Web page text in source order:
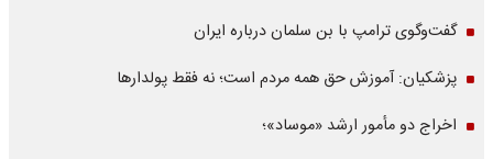
گفت‌وگوی ترامپ با بن سلمان درباره ایران
پزشکیان: آموزش حق همه مردم است؛ نه فقط پولدارها
اخراج دو مأمور ارشد «موساد»؛